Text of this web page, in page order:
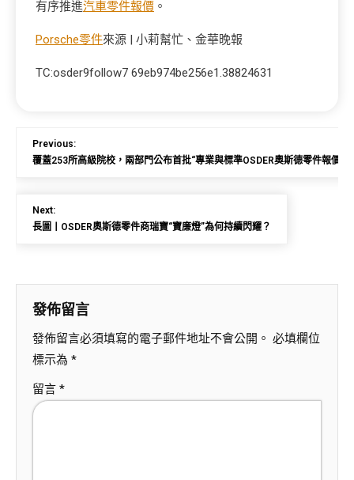
有序推進汽車零件報價 。
Porsche零件來源 | 小莉幫忙、金華晚報
TC:osder9follow7 69eb974be256e1.38824631
Previous:
覆蓋253所高級院校，兩部門公布首批“專業與標準OSDER奧斯德零件報價化
Next:
長圖丨OSDER奧斯德零件商瑞寶“寶廉燈”為何持續閃耀？
發佈留言
發佈留言必須填寫的電子郵件地址不會公開。 必填欄位
標示為 *
留言 *